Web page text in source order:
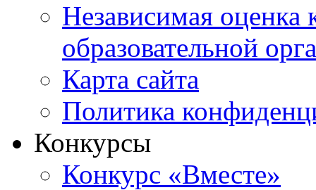
Независимая оценка
образовательной
Карта сайта
Политика
Конкурсы
Конкурс «Вместе»